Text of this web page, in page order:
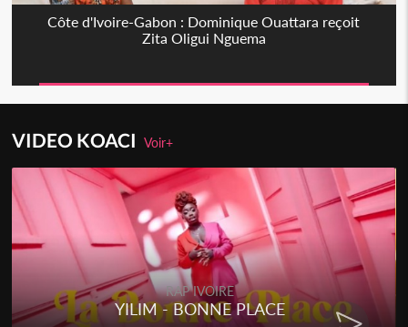
Côte d'Ivoire-Gabon : Dominique Ouattara reçoit
Zita Oligui Nguema
VIDEO KOACIVoir+
RAP IVOIRE
YILIM - BONNE PLACE